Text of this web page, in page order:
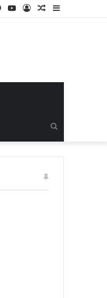
Sidebar
Random
Log
YouTube
Facebook
for